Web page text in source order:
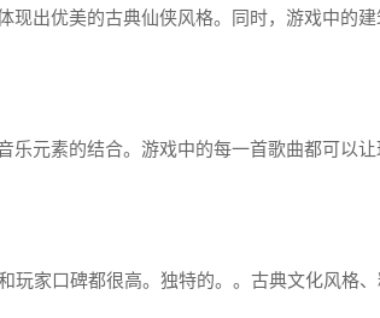
出优美的古典仙侠风格。同时，游戏中的
元素的结合。游戏中的每一首歌曲都可以让
玩家口碑都很高。独特的。。古典文化风格